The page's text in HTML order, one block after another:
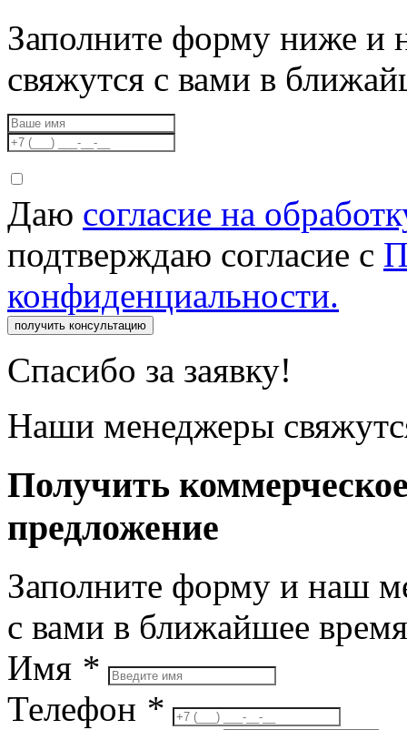
Заполните форму ниже и
свяжутся с вами в
Даю согласие на
подтверждаю согласие с
конфиденциальности.
получить консультацию
Спасибо за заявку!
Наши менеджеры
Получить
предложение
Заполните форму и наш
с вами в ближайшее время
Имя *
Телефон *